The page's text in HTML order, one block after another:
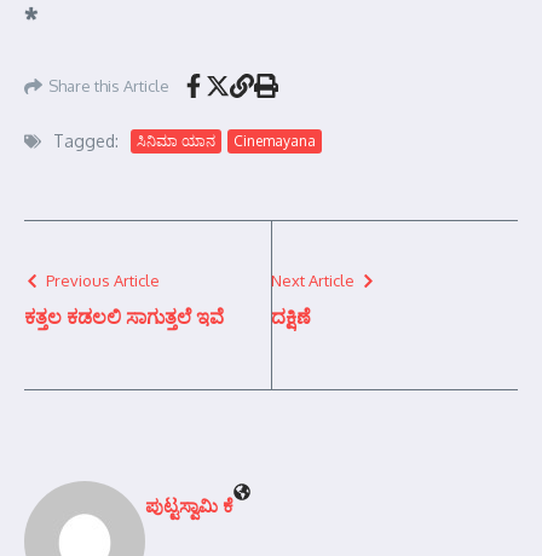
*
Share this Article
Tagged: ಸಿನಿಮಾ ಯಾನ Cinemayana
Previous Article
ಕತ್ತಲ ಕಡಲಲಿ ಸಾಗುತ್ತಲೆ ಇವೆ
Next Article
ದಕ್ಷಿಣೆ
ಪುಟ್ಟಸ್ವಾಮಿ ಕೆ